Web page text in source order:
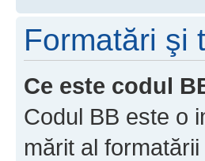
Formatări şi
Ce este codul
Codul BB este o
mărit al